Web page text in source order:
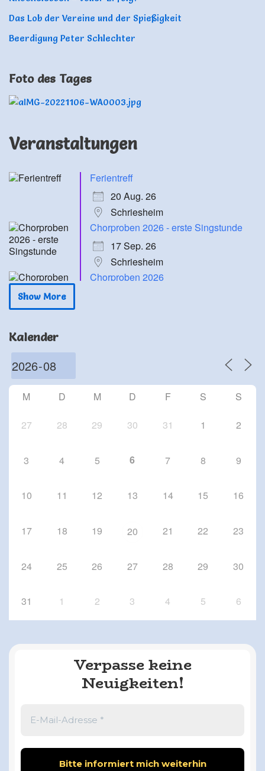
Das Lob der Vereine und der Spießigkeit
Beerdigung Peter Schlechter
Foto des Tages
Veranstaltungen
Ferientreff
20 Aug. 26
Schriesheim
Chorproben 2026 - erste Singstunde
17 Sep. 26
Schriesheim
Chorproben 2026
8 Okt. 26
Show More
Kalender
M D M D F S S
27 28 29 30 31 1 2
3 4 5 6 7 8 9
10 11 12 13 14 15 16
17 18 19 20 21 22 23
24 25 26 27 28 29 30
31 1 2 3 4 5 6
Verpasse keine
Neuigkeiten!